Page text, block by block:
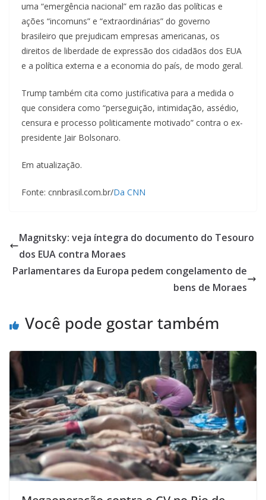
uma “emergência nacional” em razão das políticas e
ações “incomuns” e “extraordinárias” do governo
brasileiro que prejudicam empresas americanas, os
direitos de liberdade de expressão dos cidadãos dos EUA
e a política externa e a economia do país, de modo geral.
Trump também cita como justificativa para a medida o
que considera como “perseguição, intimidação, assédio,
censura e processo politicamente motivado” contra o ex-
presidente Jair Bolsonaro.
Em atualização.
Fonte: cnnbrasil.com.br/Da CNN
Magnitsky: veja íntegra do documento do Tesouro
dos EUA contra Moraes
Parlamentares da Europa pedem congelamento de
bens de Moraes
Você pode gostar também